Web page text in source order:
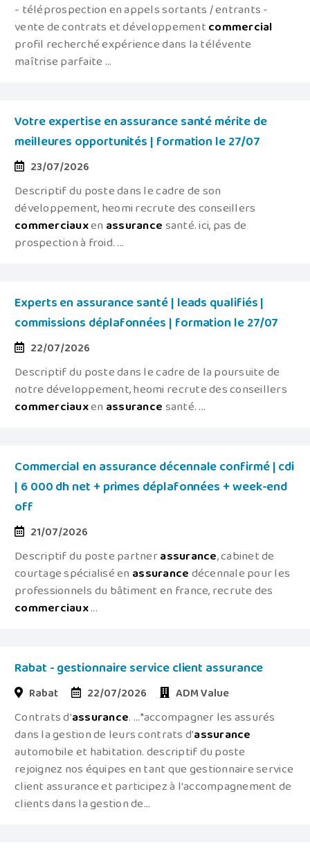
- téléprospection en appels sortants / entrants -
vente de contrats et développementcommercial
profil recherché expérience dans la télévente
maîtrise parfaite ...
Votre expertise en assurance santé mérite de
meilleures opportunités | formation le 27/07
23/07/2026
Descriptif du poste dans le cadre de son
développement, heomi recrute des conseillers
commerciauxenassurancesanté. ici, pas de
prospection à froid. ...
Experts en assurance santé | leads qualifiés |
commissions déplafonnées | formation le 27/07
22/07/2026
Descriptif du poste dans le cadre de la poursuite de
notre développement, heomi recrute des conseillers
commerciauxenassurancesanté. ...
Commercial en assurance décennale confirmé | cdi
| 6 000 dh net + primes déplafonnées + week-end
off
21/07/2026
Descriptif du poste partnerassurance, cabinet de
courtage spécialisé enassurancedécennale pour les
professionnels du bâtiment en france, recrute des
commerciaux...
Rabat - gestionnaire service client assurance
Rabat 22/07/2026 ADM Value
Contrats d'assurance. ...*accompagner les assurés
dans la gestion de leurs contrats d'assurance
automobile et habitation. descriptif du poste
rejoignez nos équipes en tant que gestionnaire service
client assurance et participez à l'accompagnement de
clients dans la gestion de...